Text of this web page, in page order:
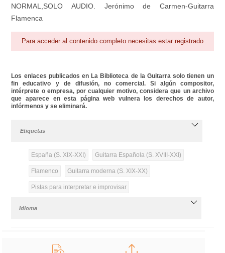
Área personal Reproductor
NORMAL,SOLO AUDIO. Jerónimo de Carmen-Guitarra
Flamenca
Para acceder al contenido completo necesitas estar registrado
Los enlaces publicados en La Biblioteca de la Guitarra solo tienen un
fin educativo y de difusión, no comercial. Si algún compositor,
intérprete o empresa, por cualquier motivo, considera que un archivo
que aparece en esta página web vulnera los derechos de autor,
infórmenos y se eliminará.
Etiquetas
España (S. XIX-XXI) Guitarra Española (S. XVIII-XXI)
Flamenco Guitarra moderna (S. XIX-XX)
Pistas para interpretar e improvisar
Idioma